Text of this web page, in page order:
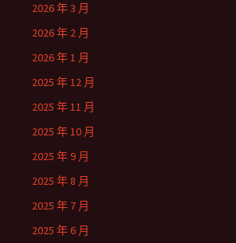
2026 年 3 月
2026 年 2 月
2026 年 1 月
2025 年 12 月
2025 年 11 月
2025 年 10 月
2025 年 9 月
2025 年 8 月
2025 年 7 月
2025 年 6 月